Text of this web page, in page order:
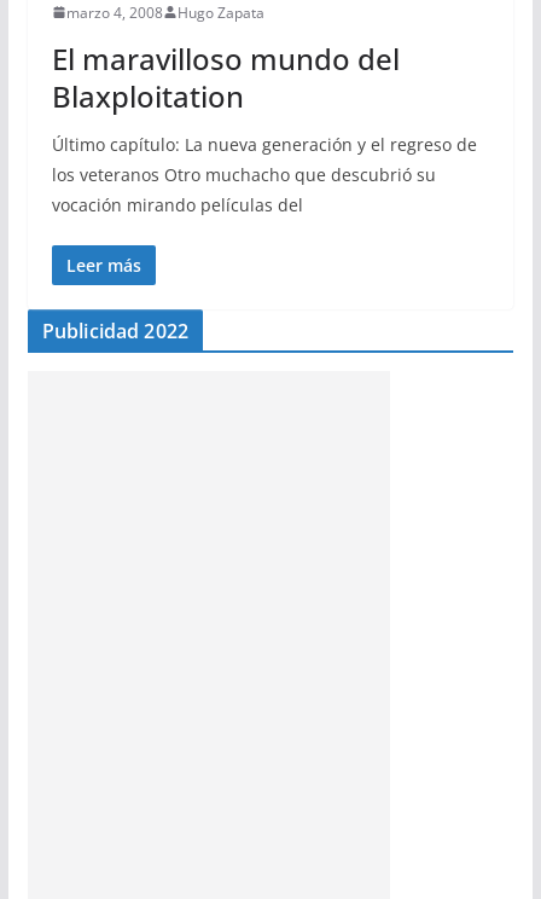
marzo 4, 2008 Hugo Zapata
El maravilloso mundo del
Blaxploitation
Último capítulo: La nueva generación y el regreso de
los veteranos Otro muchacho que descubrió su
vocación mirando películas del
Leer más
Publicidad 2022